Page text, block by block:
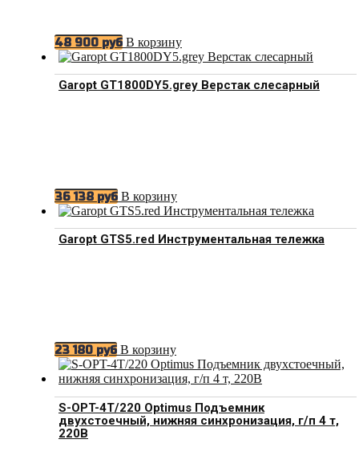
48 900 руб В корзину
Garopt GT1800DY5.grey Верстак слесарный
36 138 руб В корзину
Garopt GTS5.red Инструментальная тележка
23 180 руб В корзину
S-OPT-4T/220 Optimus Подъемник
двухстоечный, нижняя синхронизация, г/п 4 т,
220В